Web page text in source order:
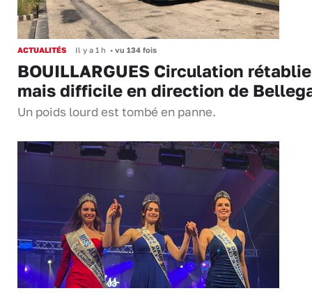
ACTUALITÉS Il y a 1 h • vu 134 fois
BOUILLARGUES Circulation rétablie
mais difficile en direction de
Un poids lourd est tombé en panne.